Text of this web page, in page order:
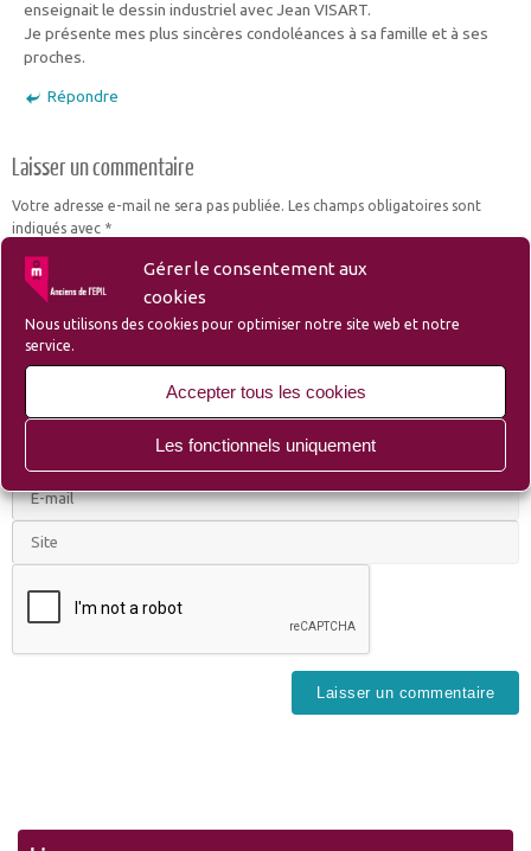
Gérer le consentement aux
cookies
Nous utilisons des cookies pour optimiser notre site web et notre
service.
Accepter tous les cookies
Les fonctionnels uniquement
enseignait le dessin industriel avec Jean VISART.
Je présente mes plus sincères condoléances à sa famille et à ses
proches.
Répondre
Laisser un commentaire
Votre adresse e-mail ne sera pas publiée.
Les champs obligatoires sont
indiqués avec *